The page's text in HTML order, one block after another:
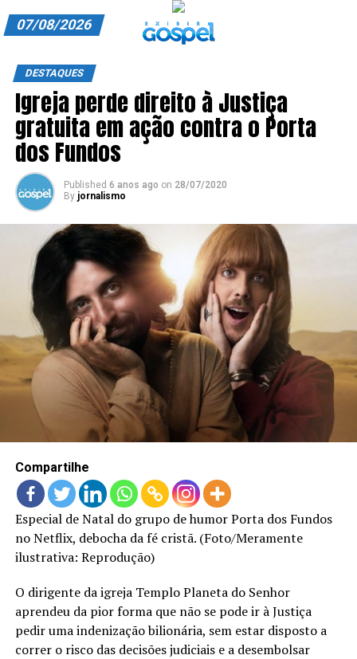
ANUNCIE CONOSCO
ASSINE
CARRINHO
EDITORIAL
ENTREVISTAS
EXPEDIENTE
FINALIZAR COMPRA
HOME
LANÇAMENTOS
07/08/2026
DESTAQUES
Igreja perde direito à Justiça
gratuita em ação contra o Porta
dos Fundos
Published 6 anos ago on 28/07/2020
By jornalismo
Compartilhe
Especial de Natal do grupo de humor Porta dos Fundos
no Netflix, debocha da fé cristã. (Foto/Meramente
ilustrativa: Reprodução)
O dirigente da igreja Templo Planeta do Senhor
aprendeu da pior forma que não se pode ir à Justiça
pedir uma indenização bilionária, sem estar disposto a
correr o risco das decisões judiciais e a desembolsar